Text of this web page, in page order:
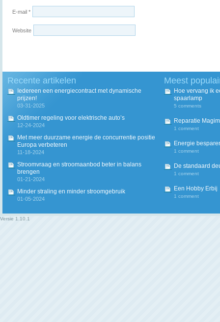
E-mail *
Website
Recente artikelen
Iedereen een energiecontract met dynamische
prijzen!
03-31-2025
Oldtimer regeling voor elektrische auto’s
12-24-2024
Met meer duurzame energie de concurrentie positie
Europa verbeteren
11-18-2024
Stroomvraag en stroomaanbod beter in balans
brengen
01-21-2024
Minder straling en minder stroomgebruik
01-05-2024
Meest
Hoe vervang ik
spaarlamp
5 comments
Reparatie
1 comment
Energie
1 comment
De standaard
1 comment
Een Hobby Erbij
1 comment
Versie 1.10.1